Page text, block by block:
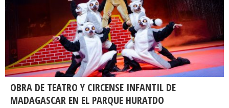
OBRA DE TEATRO Y CIRCENSE INFANTIL DE
MADAGASCAR EN EL PARQUE HURATDO